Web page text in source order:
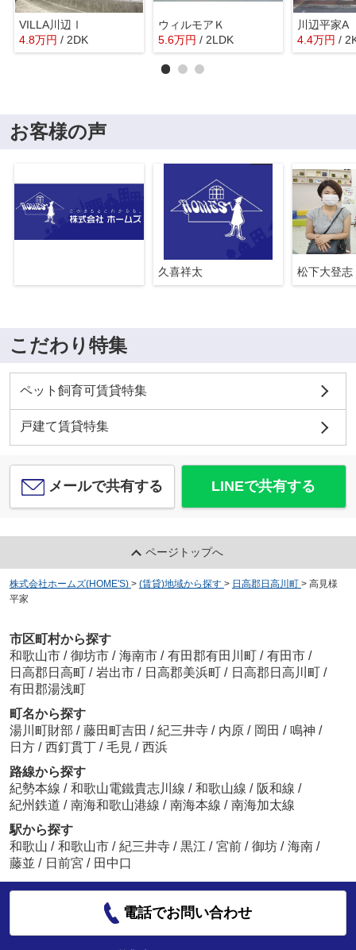
VILLA川辺Ⅰ
4.8万円 / 2DK
ウィルモアＫ
5.6万円 / 2LDK
川辺平家A
4.4万円 /
お客様の声
久喜祥太 松下大登志
こだわり特集
ペット飼育可賃貸特集
戸建て賃貸特集
メールで共有する LINEで共有する
ページトップへ
株式会社ホームズ(HOME'S) > (賃貸)地域から探す > 日高郡日高川町 > 高見様
平家
市区町村から探す
和歌山市 / 御坊市 / 海南市 / 有田郡有田川町 / 有田市 /
日高郡日高町 / 岩出市 / 日高郡美浜町 / 日高郡日高川町 /
有田郡湯浅町
町名から探す
湯川町財部 / 藤田町吉田 / 紀三井寺 / 内原 / 岡田 / 鳴神 /
日方 / 西釘貫丁 / 毛見 / 西浜
路線から探す
紀勢本線 / 和歌山電鐵貴志川線 / 和歌山線 / 阪和線 /
紀州鉄道 / 南海和歌山港線 / 南海本線 / 南海加太線
駅から探す
和歌山 / 和歌山市 / 紀三井寺 / 黒江 / 宮前 / 御坊 / 海南 /
藤並 / 日前宮 / 田中口
電話でお問い合わせ